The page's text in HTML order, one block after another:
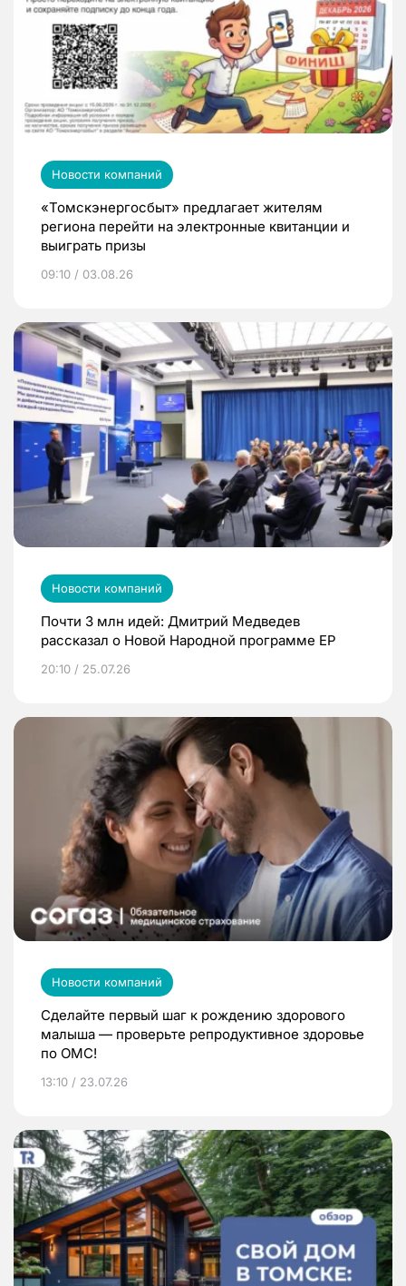
Новости компаний
«Томскэнергосбыт» предлагает жителям
региона перейти на электронные квитанции и
выиграть призы
09:10 / 03.08.26
Новости компаний
Почти 3 млн идей: Дмитрий Медведев
рассказал о Новой Народной программе ЕР
20:10 / 25.07.26
Новости компаний
Сделайте первый шаг к рождению здорового
малыша — проверьте репродуктивное здоровье
по ОМС!
13:10 / 23.07.26